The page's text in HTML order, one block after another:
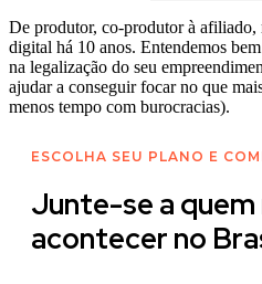
De produtor, co-produtor à afiliado,
digital há 10 anos. Entendemos
na legalização do seu
ajudar a conseguir focar no que
menos tempo com burocracias).
ESCOLHA SEU PLANO E
Junte-se a quem
acontecer no